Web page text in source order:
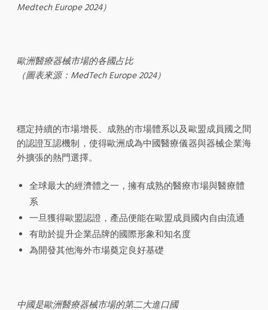
Medtech Europe 2024）
歐洲醫療器械市場的各國占比
（圖表來源：MedTech Europe 2024）
穩定持續的市場增長、成熟的市場體系以及歐盟成員國之間
的認證互認機制，使得歐洲成為中國醫療儀器與器械企業海
外擴張的熱門選擇。
全球最大的經濟體之一，擁有成熟的醫療市場與醫療體
系
一旦獲得歐盟認證，產品便能在歐盟成員國內自由流通
有助於提升企業品牌的國際形象和知名度
為開發其他海外市場奠定良好基礎
中國是歐洲醫療器械市場的第二大進口國